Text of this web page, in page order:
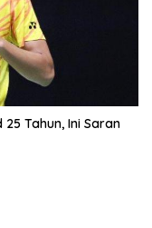
Tahun, Ini Saran